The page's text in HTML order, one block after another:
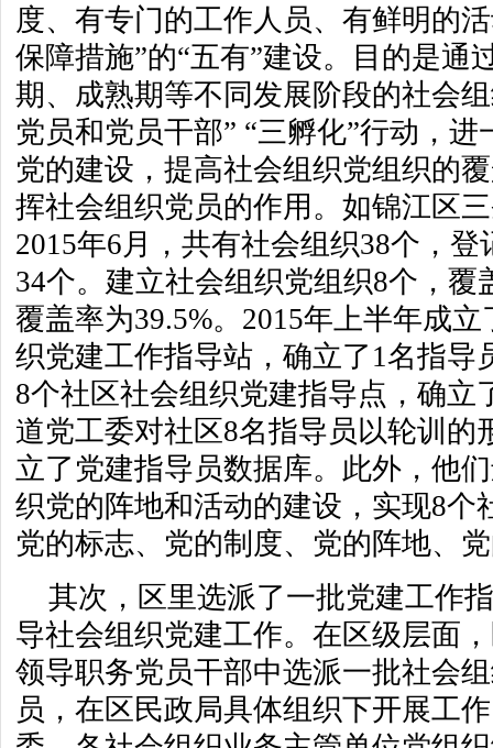
度、有专门的工作人员、有鲜明的
保障措施”的“五有”建设。目的是通
期、成熟期等不同发展阶段的社会
党员和党员干部” “三孵化”行动，
党的建设，提高社会组织党组织的
挥社会组织党员的作用。如锦江区
2015年6月，共有社会组织38个，登
34个。建立社会组织党组织8个，覆
覆盖率为39.5%。2015年上半年成
织党建工作指导站，确立了1名指导
8个社区社会组织党建指导点，确立
道党工委对社区8名指导员以轮训的
立了党建指导员数据库。此外，他
织党的阵地和活动的建设，实现8个
党的标志、党的制度、党的阵地、
其次，区里选派了一批党建工作
导社会组织党建工作。在区级层面
领导职务党员干部中选派一批社会
员，在区民政局具体组织下开展工